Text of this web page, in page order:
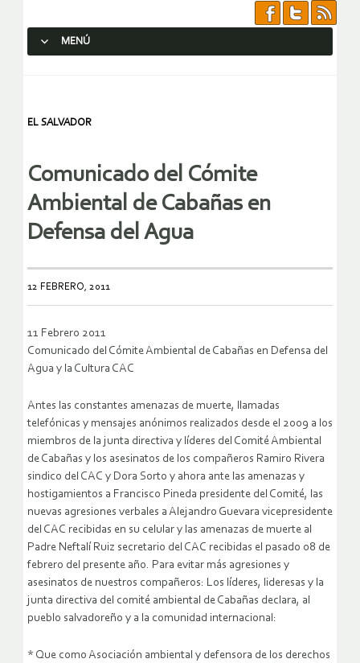
MENÚ
EL SALVADOR
Comunicado del Cómite
Ambiental de Cabañas en
Defensa del Agua
12 FEBRERO, 2011
11 Febrero 2011
Comunicado del Cómite Ambiental de Cabañas en Defensa del
Agua y la Cultura CAC
Antes las constantes amenazas de muerte, llamadas
telefónicas y mensajes anónimos realizados desde el 2009 a los
miembros de la junta directiva y líderes del Comité Ambiental
de Cabañas y los asesinatos de los compañeros Ramiro Rivera
sindico del CAC y Dora Sorto y ahora ante las amenazas y
hostigamientos a Francisco Pineda presidente del Comité, las
nuevas agresiones verbales a Alejandro Guevara vicepresidente
del CAC recibidas en su celular y las amenazas de muerte al
Padre Neftalí Ruiz secretario del CAC recibidas el pasado 08 de
febrero del presente año. Para evitar más agresiones y
asesinatos de nuestros compañeros: Los líderes, lideresas y la
junta directiva del comité ambiental de Cabañas declara, al
pueblo salvadoreño y a la comunidad internacional:
* Que como Asociación ambiental y defensora de los derechos